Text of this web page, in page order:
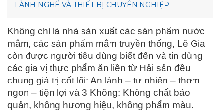
LÀNH NGHỀ VÀ THIẾT BỊ CHUYÊN NGHIỆP
Không chỉ là nhà sản xuất các sản phẩm nước
mắm, các sản phẩm mắm truyền thống, Lê Gia
còn được người tiêu dùng biết đến và tin dùng
các gia vị thực phẩm ăn liền từ Hải sản đều
chung giá trị cốt lõi: An lành – tự nhiên – thơm
ngon – tiện lợi và 3 Không: Không chất bảo
quản, không hương hiệu, không phẩm màu.